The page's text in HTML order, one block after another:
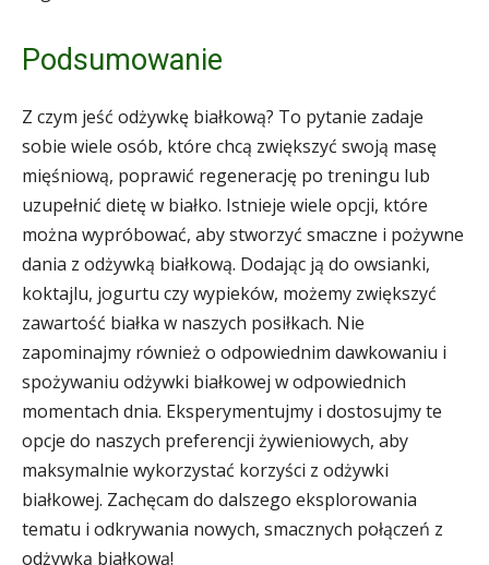
Podsumowanie
Z czym jeść odżywkę białkową? To pytanie zadaje
sobie wiele osób, które chcą zwiększyć swoją masę
mięśniową, poprawić regenerację po treningu lub
uzupełnić dietę w białko. Istnieje wiele opcji, które
można wypróbować, aby stworzyć smaczne i pożywne
dania z odżywką białkową. Dodając ją do owsianki,
koktajlu, jogurtu czy wypieków, możemy zwiększyć
zawartość białka w naszych posiłkach. Nie
zapominajmy również o odpowiednim dawkowaniu i
spożywaniu odżywki białkowej w odpowiednich
momentach dnia. Eksperymentujmy i dostosujmy te
opcje do naszych preferencji żywieniowych, aby
maksymalnie wykorzystać korzyści z odżywki
białkowej. Zachęcam do dalszego eksplorowania
tematu i odkrywania nowych, smacznych połączeń z
odżywką białkową!